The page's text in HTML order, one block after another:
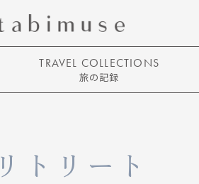
TRAVEL COLLECTIONS
旅の記録
リトリート